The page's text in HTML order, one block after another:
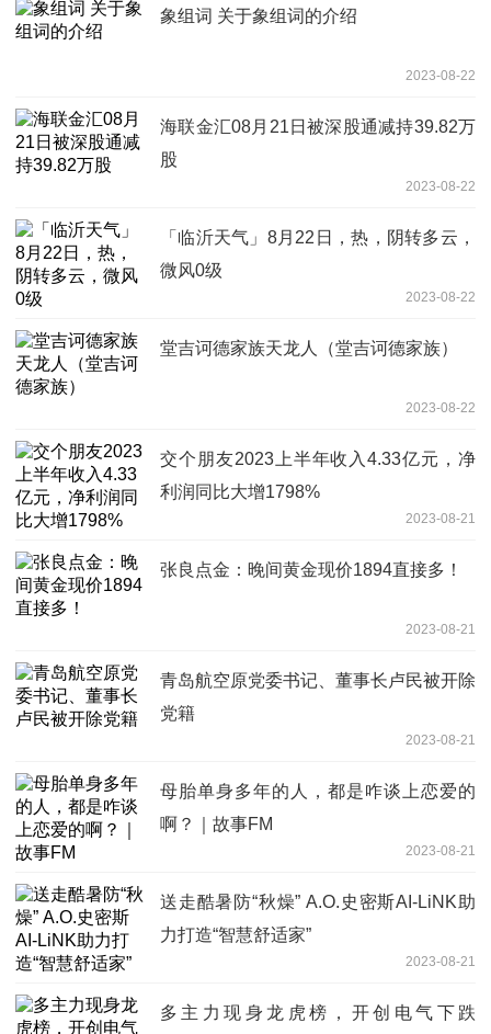
象组词 关于象组词的介绍
2023-08-22
海联金汇08月21日被深股通减持39.82万
股
2023-08-22
「临沂天气」8月22日，热，阴转多云，
微风0级
2023-08-22
堂吉诃德家族天龙人（堂吉诃德家族）
2023-08-22
交个朋友2023上半年收入4.33亿元，净
利润同比大增1798%
2023-08-21
张良点金：晚间黄金现价1894直接多！
2023-08-21
青岛航空原党委书记、董事长卢民被开除
党籍
2023-08-21
母胎单身多年的人，都是咋谈上恋爱的
啊？｜故事FM
2023-08-21
送走酷暑防“秋燥” A.O.史密斯AI-LiNK助
力打造“智慧舒适家”
2023-08-21
多主力现身龙虎榜，开创电气下跌